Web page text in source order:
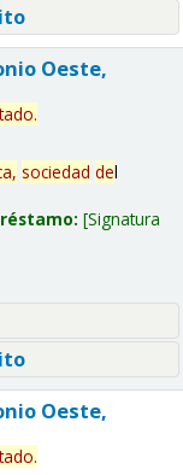
Oeste,
.
sociedad del
Signatura
Oeste,
.